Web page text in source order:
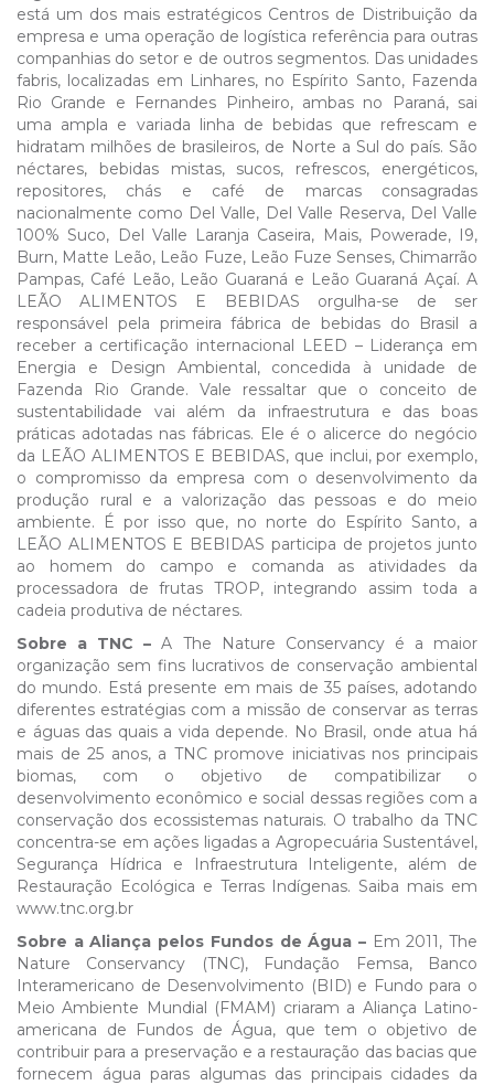
está um dos mais estratégicos Centros de Distribuição da
empresa e uma operação de logística referência para outras
companhias do setor e de outros segmentos. Das unidades
fabris, localizadas em Linhares, no Espírito Santo, Fazenda
Rio Grande e Fernandes Pinheiro, ambas no Paraná, sai
uma ampla e variada linha de bebidas que refrescam e
hidratam milhões de brasileiros, de Norte a Sul do país. São
néctares, bebidas mistas, sucos, refrescos, energéticos,
repositores, chás e café de marcas consagradas
nacionalmente como Del Valle, Del Valle Reserva, Del Valle
100% Suco, Del Valle Laranja Caseira, Mais, Powerade, I9,
Burn, Matte Leão, Leão Fuze, Leão Fuze Senses, Chimarrão
Pampas, Café Leão, Leão Guaraná e Leão Guaraná Açaí. A
LEÃO ALIMENTOS E BEBIDAS orgulha-se de ser
responsável pela primeira fábrica de bebidas do Brasil a
receber a certificação internacional LEED – Liderança em
Energia e Design Ambiental, concedida à unidade de
Fazenda Rio Grande. Vale ressaltar que o conceito de
sustentabilidade vai além da infraestrutura e das boas
práticas adotadas nas fábricas. Ele é o alicerce do negócio
da LEÃO ALIMENTOS E BEBIDAS, que inclui, por exemplo,
o compromisso da empresa com o desenvolvimento da
produção rural e a valorização das pessoas e do meio
ambiente. É por isso que, no norte do Espírito Santo, a
LEÃO ALIMENTOS E BEBIDAS participa de projetos junto
ao homem do campo e comanda as atividades da
processadora de frutas TROP, integrando assim toda a
cadeia produtiva de néctares.
Sobre a TNC – A The Nature Conservancy é a maior
organização sem fins lucrativos de conservação ambiental
do mundo. Está presente em mais de 35 países, adotando
diferentes estratégias com a missão de conservar as terras
e águas das quais a vida depende. No Brasil, onde atua há
mais de 25 anos, a TNC promove iniciativas nos principais
biomas, com o objetivo de compatibilizar o
desenvolvimento econômico e social dessas regiões com a
conservação dos ecossistemas naturais. O trabalho da TNC
concentra-se em ações ligadas a Agropecuária Sustentável,
Segurança Hídrica e Infraestrutura Inteligente, além de
Restauração Ecológica e Terras Indígenas. Saiba mais em
www.tnc.org.br
Sobre a Aliança pelos Fundos de Água –Em 2011, The
Nature Conservancy (TNC), Fundação Femsa, Banco
Interamericano de Desenvolvimento (BID) e Fundo para o
Meio Ambiente Mundial (FMAM) criaram a Aliança Latino-
americana de Fundos de Água, que tem o objetivo de
contribuir para a preservação e a restauração das bacias que
fornecem água paras algumas das principais cidades da